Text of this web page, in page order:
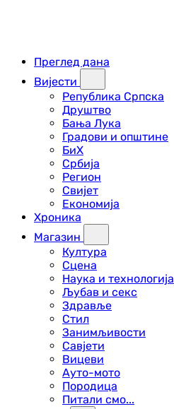
Преглед дана
Вијести
Република Српска
Друштво
Бања Лука
Градови и општине
БиХ
Србија
Регион
Свијет
Економија
Хроника
Магазин
Култура
Сцена
Наука и технологија
Љубав и секс
Здравље
Стил
Занимљивости
Савјети
Вицеви
Ауто-мото
Породица
Питали смо...